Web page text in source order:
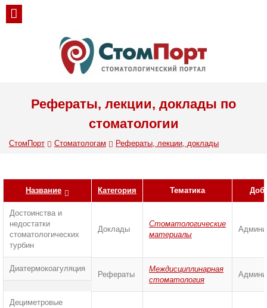
Рефераты, лекции, доклады по
стоматологии
СтомПорт Стоматологам Рефераты, лекции, доклады
Название Категория Тематика
Достоинства и
недостатки
стоматологических
турбин
Доклады
Стоматологические
материалы
Диатермокоагуляция
Рефераты
Междисциплинарная
стоматология
Дециметровые